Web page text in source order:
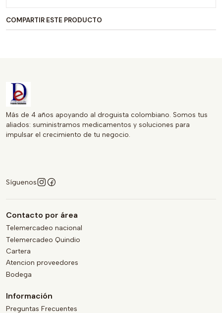
COMPARTIR ESTE PRODUCTO
Más de 4 años apoyando al droguista colombiano. Somos tus
aliados: suministramos medicamentos y soluciones para
impulsar el crecimiento de tu negocio.
Síguenos
Contacto por área
Telemercadeo nacional
Telemercadeo Quindio
Cartera
Atencion proveedores
Bodega
Información
Preguntas Frecuentes